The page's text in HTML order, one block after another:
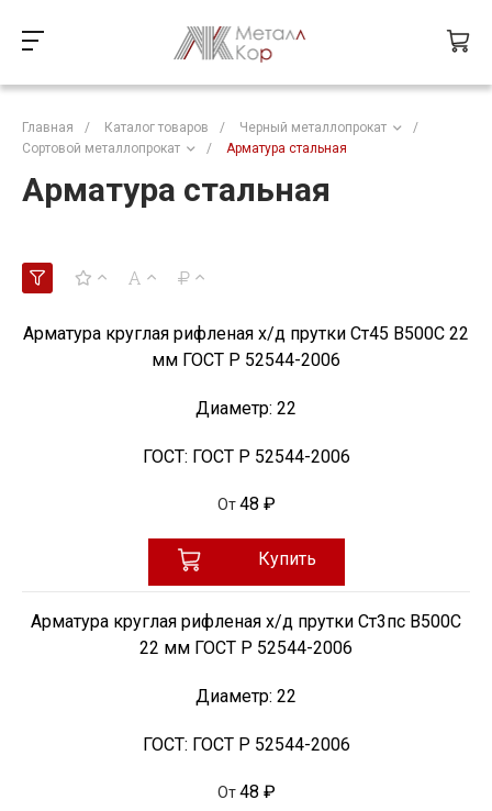
Главная / Каталог товаров / Черный металлопрокат
/
Сортовой металлопрокат
/ Арматура стальная
Арматура стальная
Арматура круглая рифленая х/д прутки Ст45 В500С 22
мм ГОСТ Р 52544-2006
Диаметр: 22
ГОСТ: ГОСТ Р 52544-2006
От 48 ₽
Купить
Арматура круглая рифленая х/д прутки Ст3пс В500С
22 мм ГОСТ Р 52544-2006
Диаметр: 22
ГОСТ: ГОСТ Р 52544-2006
От 48 ₽